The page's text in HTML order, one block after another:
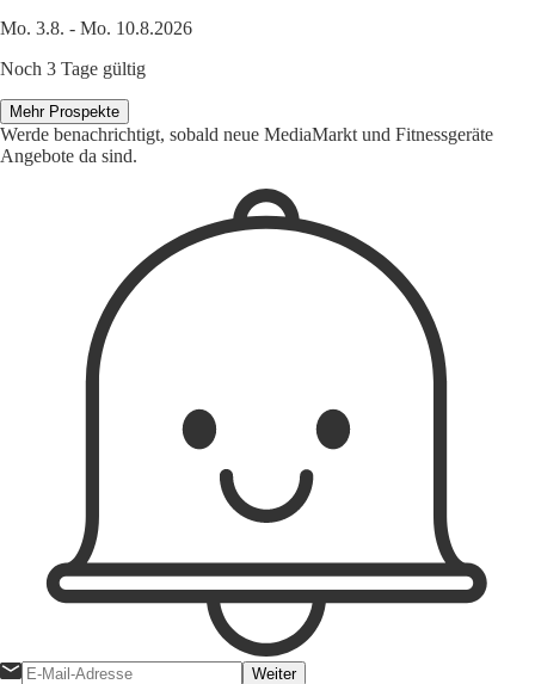
Mo. 3.8. - Mo. 10.8.2026
Noch 3 Tage gültig
Mehr Prospekte
Werde benachrichtigt, sobald neue MediaMarkt und Fitnessgeräte
Angebote da sind.
Weiter